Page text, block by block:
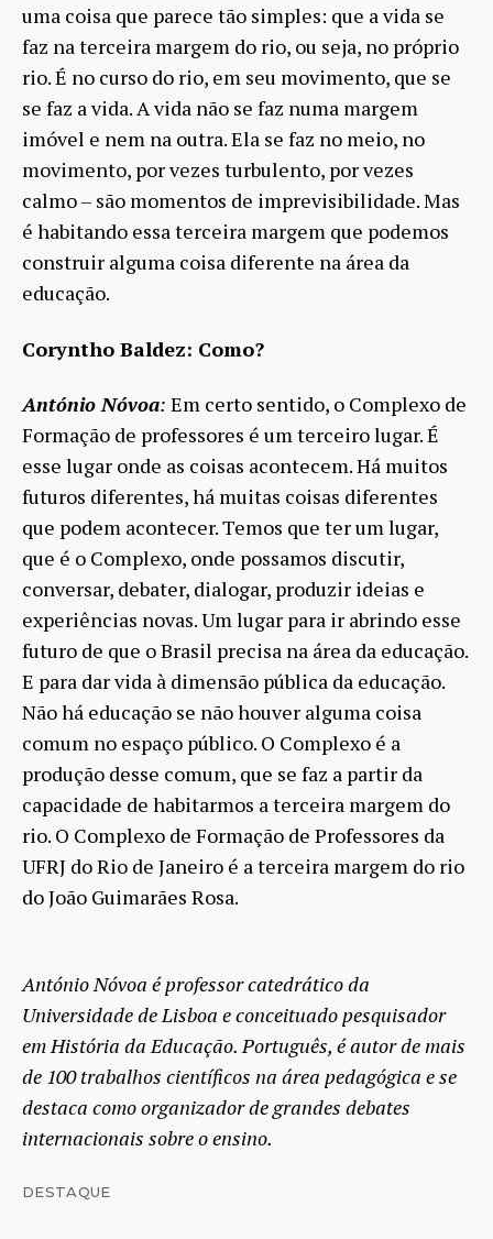
uma coisa que parece tão simples: que a vida se
faz na terceira margem do rio, ou seja, no próprio
rio. É no curso do rio, em seu movimento, que se
se faz a vida. A vida não se faz numa margem
imóvel e nem na outra. Ela se faz no meio, no
movimento, por vezes turbulento, por vezes
calmo – são momentos de imprevisibilidade. Mas
é habitando essa terceira margem que podemos
construir alguma coisa diferente na área da
educação.
Coryntho Baldez: Como?
António Nóvoa: Em certo sentido, o Complexo de
Formação de professores é um terceiro lugar. É
esse lugar onde as coisas acontecem. Há muitos
futuros diferentes, há muitas coisas diferentes
que podem acontecer. Temos que ter um lugar,
que é o Complexo, onde possamos discutir,
conversar, debater, dialogar, produzir ideias e
experiências novas. Um lugar para ir abrindo esse
futuro de que o Brasil precisa na área da educação.
E para dar vida à dimensão pública da educação.
Não há educação se não houver alguma coisa
comum no espaço público. O Complexo é a
produção desse comum, que se faz a partir da
capacidade de habitarmos a terceira margem do
rio. O Complexo de Formação de Professores da
UFRJ do Rio de Janeiro é a terceira margem do rio
do João Guimarães Rosa.
António Nóvoa é professor catedrático da
Universidade de Lisboa e conceituado pesquisador
em História da Educação. Português, é autor de mais
de 100 trabalhos científicos na área pedagógica e se
destaca como organizador de grandes debates
internacionais sobre o ensino.
DESTAQUE